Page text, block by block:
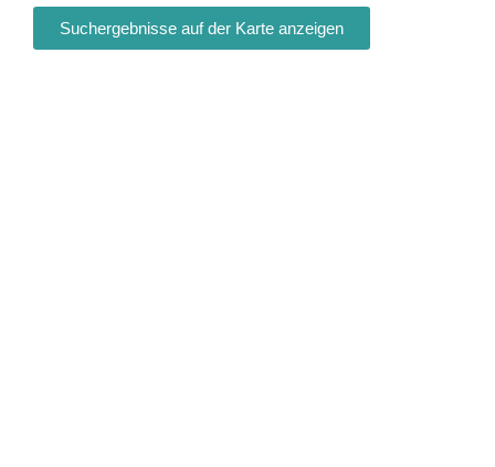
Suchergebnisse auf der Karte anzeigen